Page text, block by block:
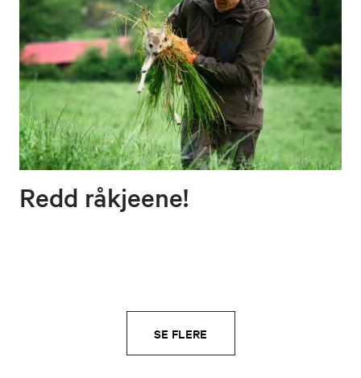
Redd råkjeene!
SE FLERE